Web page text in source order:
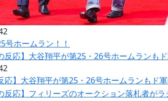
号ホームラン！！
応】大谷翔平が第25・26号ホームランもド軍